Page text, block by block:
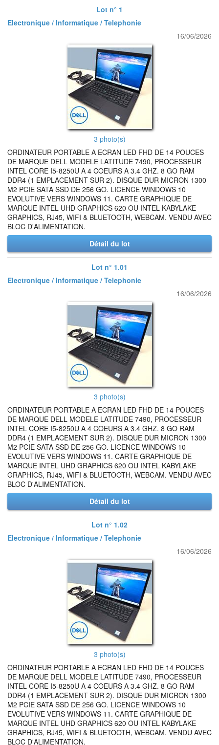
Lot n° 1
Electronique / Informatique / Telephonie
16/06/2026
3 photo(s)
ORDINATEUR PORTABLE A ECRAN LED FHD DE 14 POUCES
DE MARQUE DELL MODELE LATITUDE 7490, PROCESSEUR
INTEL CORE I5-8250U A 4 COEURS A 3.4 GHZ. 8 GO RAM
DDR4 (1 EMPLACEMENT SUR 2). DISQUE DUR MICRON 1300
M2 PCIE SATA SSD DE 256 GO. LICENCE WINDOWS 10
EVOLUTIVE VERS WINDOWS 11. CARTE GRAPHIQUE DE
MARQUE INTEL UHD GRAPHICS 620 OU INTEL KABYLAKE
GRAPHICS, RJ45, WIFI & BLUETOOTH, WEBCAM. VENDU AVEC
BLOC D'ALIMENTATION.
Détail du lot
Lot n° 1.01
Electronique / Informatique / Telephonie
16/06/2026
3 photo(s)
ORDINATEUR PORTABLE A ECRAN LED FHD DE 14 POUCES
DE MARQUE DELL MODELE LATITUDE 7490, PROCESSEUR
INTEL CORE I5-8250U A 4 COEURS A 3.4 GHZ. 8 GO RAM
DDR4 (1 EMPLACEMENT SUR 2). DISQUE DUR MICRON 1300
M2 PCIE SATA SSD DE 256 GO. LICENCE WINDOWS 10
EVOLUTIVE VERS WINDOWS 11. CARTE GRAPHIQUE DE
MARQUE INTEL UHD GRAPHICS 620 OU INTEL KABYLAKE
GRAPHICS, RJ45, WIFI & BLUETOOTH, WEBCAM. VENDU AVEC
BLOC D'ALIMENTATION.
Détail du lot
Lot n° 1.02
Electronique / Informatique / Telephonie
16/06/2026
3 photo(s)
ORDINATEUR PORTABLE A ECRAN LED FHD DE 14 POUCES
DE MARQUE DELL MODELE LATITUDE 7490, PROCESSEUR
INTEL CORE I5-8250U A 4 COEURS A 3.4 GHZ. 8 GO RAM
DDR4 (1 EMPLACEMENT SUR 2). DISQUE DUR MICRON 1300
M2 PCIE SATA SSD DE 256 GO. LICENCE WINDOWS 10
EVOLUTIVE VERS WINDOWS 11. CARTE GRAPHIQUE DE
MARQUE INTEL UHD GRAPHICS 620 OU INTEL KABYLAKE
GRAPHICS, RJ45, WIFI & BLUETOOTH, WEBCAM. VENDU AVEC
BLOC D'ALIMENTATION.